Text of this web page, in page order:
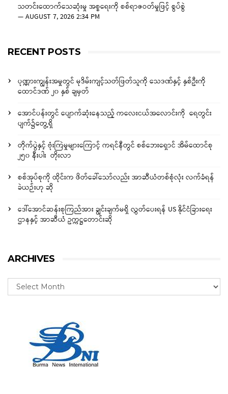
သတင်းထောက်သေဆုံးမှု အစ္စရေးကို စစ်ရာဇဝတ်မှုဖြင့် စွပ်စွဲ
—AUGUST 7, 2026 2:34 PM
RECENT POSTS
ပုဏ္ဏားကျွန်းအမှုတွင် မုဒိမ်းကျင့်သတ်ဖြတ်သူကို သေဒဏ်နှင့် နှစ်ဦးကို
ထောင်ဒဏ် ၂၀ နှစ် ချမှတ်
အောင်ပန်းတွင် ပျောက်ဆုံးနေသည့် ကလေးငယ်အလောင်းကို ရေတွင်း
ပျက်၌တွေ့ရှိ
တိုက်ပွဲနှင့် ဗုံးကြဲမှုများကြောင့် ကရင်နီတွင် စစ်ဘေးရှောင် အိမ်ထောင်စု
၂၅၀ နီးပါး တိုးလာ
စစ်အုပ်စုကို ထိုင်းက ဖိတ်ခေါ်သော်လည်း အာဆီယံတစ်စုံလုံး လက်ခံရန်
ခဲယဉ်းဟု ဆို
ဒေါ်အောင်ဆန်းစုကြည်အား ချွင်းချက်မရှိ လွှတ်ပေးရန် US နိုင်ငံခြားရေး
ဌာနနှင့် အာဆီယံ ဥက္ကဋ္ဌတောင်းဆို
ARCHIVES